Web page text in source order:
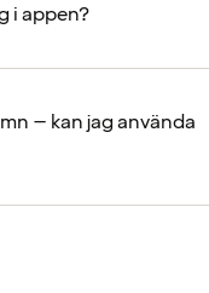
i appen?
– kan jag använda